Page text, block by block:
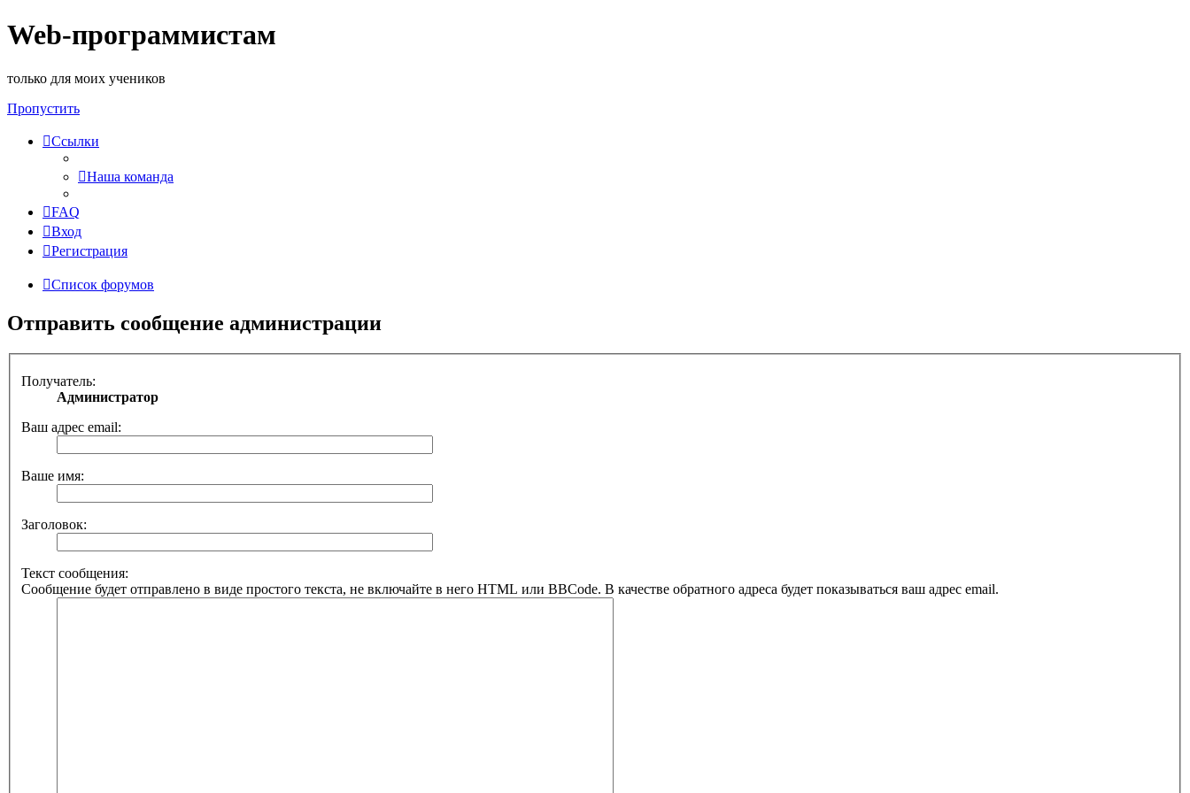
Web-программистам
только для моих учеников
Пропустить
Ссылки
Наша команда
FAQ
Вход
Регистрация
Список форумов
Отправить сообщение администрации
Получатель:
Администратор
Ваш адрес email:
Ваше имя:
Заголовок:
Текст сообщения:
Сообщение будет отправлено в виде простого текста, не включайте в него HTML или BBCode. В качестве обратного адреса будет показываться ваш адрес email.